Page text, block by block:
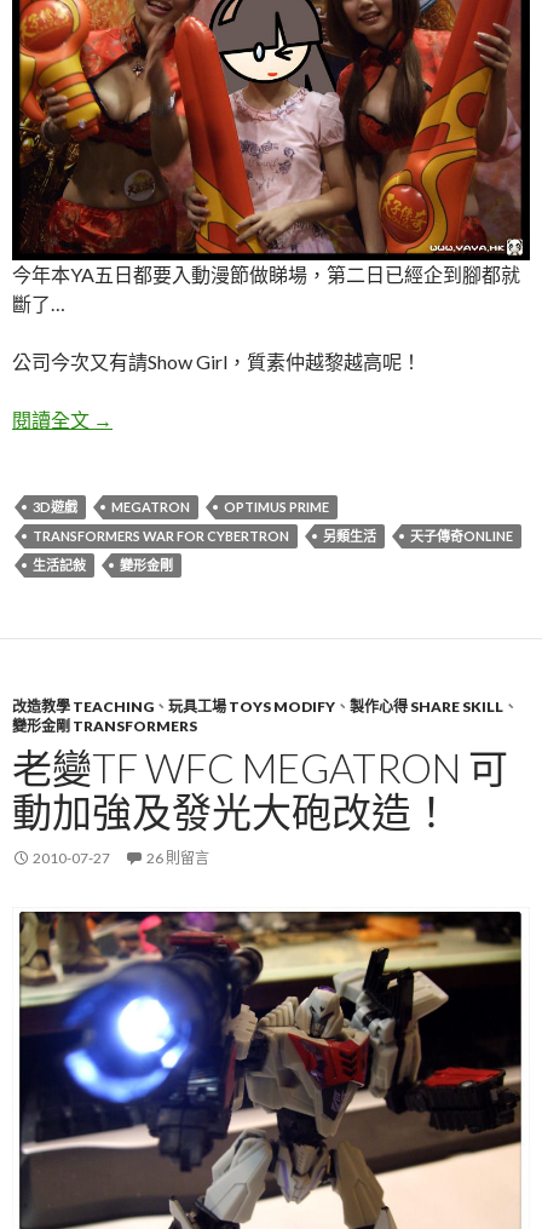
今年本YA五日都要入動漫節做睇場，第二日已經企到腳都就
斷了…
公司今次又有請Show Girl，質素仲越黎越高呢！
閱讀全文 2010動漫節要工作…無得玩…又無假放！
→
3D遊戲 MEGATRON
OPTIMUS PRIME
TRANSFORMERS WAR FOR CYBERTRON
另類生活
天子傳奇ONLINE
生活記敍
變形金剛
改造教學 TEACHING 、 玩具工場 TOYS MODIFY 、 製作心得 SHARE SKILL 、
變形金剛 TRANSFORMERS
老變TF WFC MEGATRON 可
動加強及發光大砲改造！
2010-07-27 26 則留言